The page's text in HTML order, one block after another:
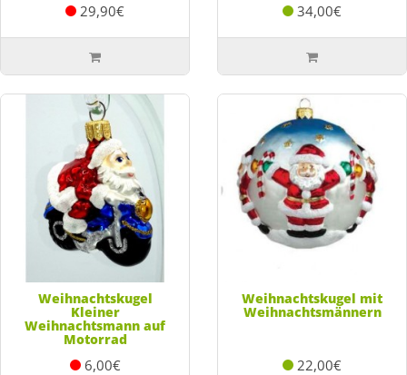
29,90€ 34,00€
Weihnachtskugel
Kleiner
Weihnachtsmann auf
Motorrad
6,00€
Weihnachtskugel mit
Weihnachtsmännern
22,00€